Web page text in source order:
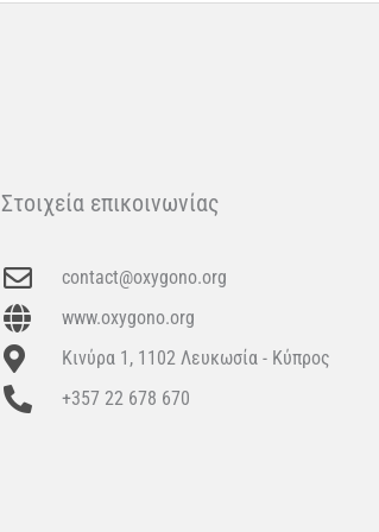
Στοιχεία επικοινωνίας
contact@oxygono.org
www.oxygono.org
Κινύρα 1, 1102 Λευκωσία - Κύπρος
+357 22 678 670